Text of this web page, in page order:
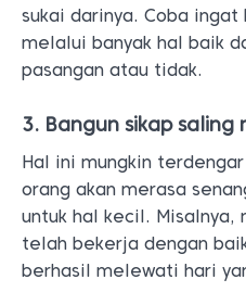
sukai darinya. Coba
melalui banyak hal baik
pasangan atau tidak.
3. Bangun sikap saling
Hal ini mungkin
orang akan merasa
untuk hal kecil. Misalnya,
telah bekerja dengan
berhasil melewati hari